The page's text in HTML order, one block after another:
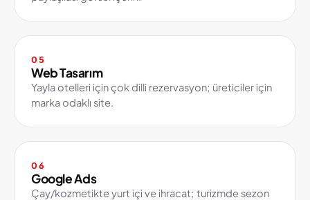
05
Web Tasarım
Yayla otelleri için çok dilli rezervasyon; üreticiler için
marka odaklı site.
06
Google Ads
Çay/kozmetikte yurt içi ve ihracat; turizmde sezon